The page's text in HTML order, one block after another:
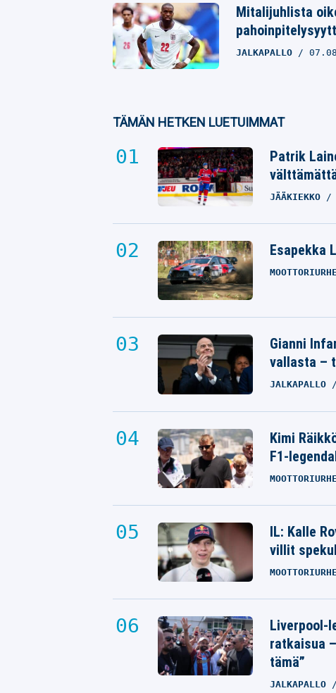
Mitalijuhlista
JALKAPALLO
TÄMÄN HETKEN LUETUIMMAT
Patrik
JÄÄKIEKKO
Esapekka
Gianni
vallasta –
JALKAPALLO
Kimi
F1-
IL: Kalle
villit
Liverpool-
ratkaisua
tämä”
JALKAPALLO